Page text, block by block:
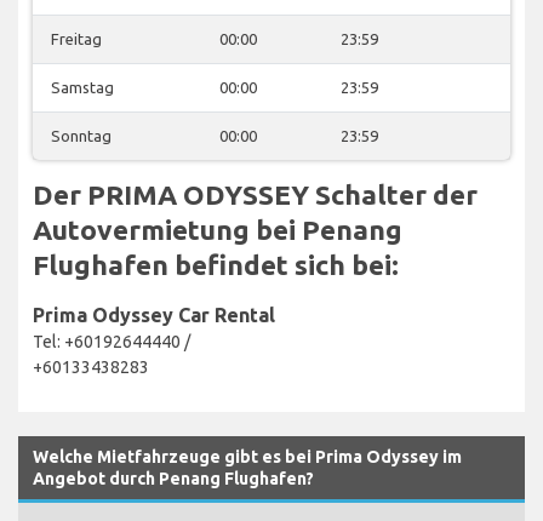
Freitag 00:00 23:59
Samstag 00:00 23:59
Sonntag 00:00 23:59
Der PRIMA ODYSSEY Schalter der
Autovermietung bei Penang
Flughafen befindet sich bei:
Prima Odyssey Car Rental
Tel: +60192644440 /
+60133438283
Welche Mietfahrzeuge gibt es bei Prima Odyssey im
Angebot durch Penang Flughafen?